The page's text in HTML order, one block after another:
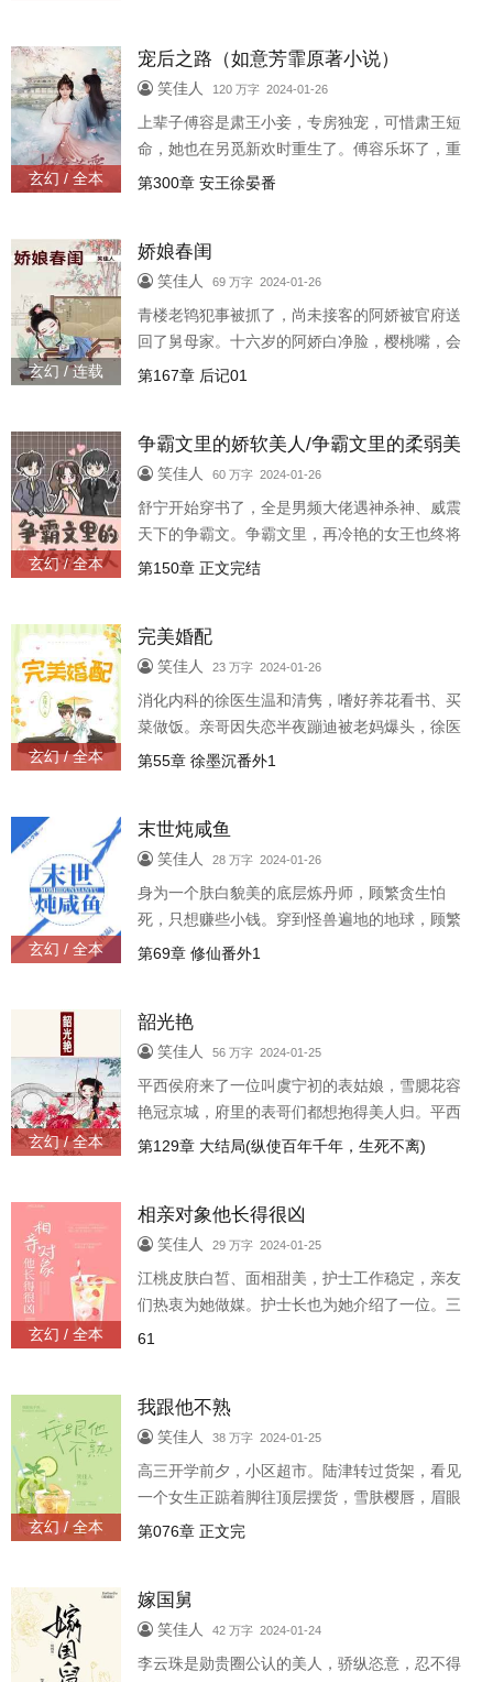
玄幻 / 全本
宠后之路（如意芳霏原著小说）
笑佳人 120 万字 2024-01-26
上辈子傅容是肃王小妾，专房独宠，可惜肃王短
命，她也在另觅新欢时重生了。傅容乐坏了，重
生好啊，这回定要挑最好的男人嫁掉。谁料肃王
第300章 安王徐晏番
玄幻 / 连载
娇娘春闺
笑佳人 69 万字 2024-01-26
青楼老鸨犯事被抓了，尚未接客的阿娇被官府送
回了舅母家。十六岁的阿娇白净脸，樱桃嘴，会
弹琴唱曲，会揉肩捏背，却因喝过绝嗣汤，无人
第167章 后记01
玄幻 / 全本
争霸文里的娇软美人/争霸文里的柔弱美
人 笑佳人 60 万字 2024-01-26
舒宁开始穿书了，全是男频大佬遇神杀神、威震
天下的争霸文。争霸文里，再冷艳的女王也终将
被男人们睡服，柔弱美人则只配当大佬们的菟丝
第150章 正文完结
玄幻 / 全本
完美婚配
笑佳人 23 万字 2024-01-26
消化内科的徐医生温和清隽，嗜好养花看书、买
菜做饭。亲哥因失恋半夜蹦迪被老妈爆头，徐医
生当场顿悟爱情是毒，绝不能沾。这天，徐医生
第55章 徐墨沉番外1
玄幻 / 全本
末世炖咸鱼
笑佳人 28 万字 2024-01-26
身为一个肤白貌美的底层炼丹师，顾繁贪生怕
死，只想赚些小钱。穿到怪兽遍地的地球，顾繁
火速前往人类基地，继续卖药为生。她的药物美
第69章 修仙番外1
玄幻 / 全本
韶光艳
笑佳人 56 万字 2024-01-25
平西侯府来了一位叫虞宁初的表姑娘，雪腮花容
艳冠京城，府里的表哥们都想抱得美人归。平西
侯府还有一位叫宋池的表公子，容貌昳丽身份尊
第129章 大结局(纵使百年千年，生死不离)
玄幻 / 全本
相亲对象他长得很凶
笑佳人 29 万字 2024-01-25
江桃皮肤白皙、面相甜美，护士工作稳定，亲友
们热衷为她做媒。护士长也为她介绍了一位。三
十，年纪大了点，身材可好了！有钱，市里两家
61
玄幻 / 全本
我跟他不熟
笑佳人 38 万字 2024-01-25
高三开学前夕，小区超市。陆津转过货架，看见
一个女生正踮着脚往顶层摆货，雪肤樱唇，眉眼
认真。狭窄幽暗的空间，他看了她好一会儿才移
第076章 正文完
嫁国舅
笑佳人 42 万字 2024-01-24
李云珠是勋贵圈公认的美人，骄纵恣意，忍不得